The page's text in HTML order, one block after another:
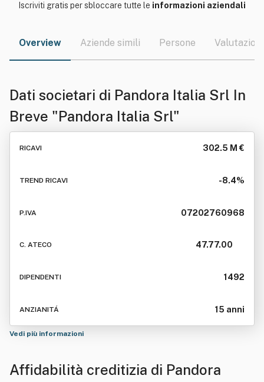
Iscriviti gratis per sbloccare tutte le informazioni aziendali
Overview Aziende simili Persone Valutazioni
Dati societari di Pandora Italia Srl In
Breve "Pandora Italia Srl"
RICAVI 302.5 M €
TREND RICAVI -8.4%
P.IVA 07202760968
C. ATECO 47.77.00
DIPENDENTI 1492
ANZIANITÁ 15 anni
Vedi più informazioni
Affidabilità creditizia di Pandora